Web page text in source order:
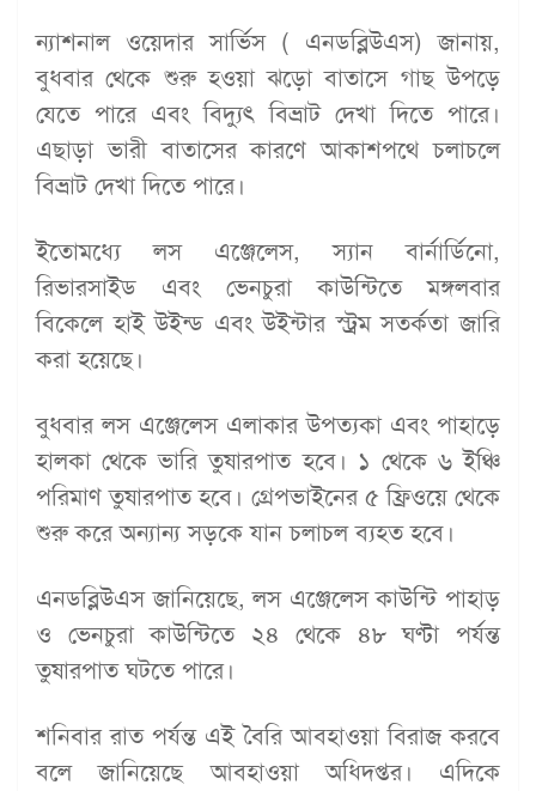
ন্যাশনাল ওয়েদার সার্ভিস ( এনডব্লিউএস) জানায়,
বুধবার থেকে শুরু হওয়া ঝড়ো বাতাসে গাছ উপড়ে
যেতে পারে এবং বিদ্যুৎ বিভ্রাট দেখা দিতে পারে।
এছাড়া ভারী বাতাসের কারণে আকাশপথে চলাচলে
বিভ্রাট দেখা দিতে পারে।
ইতোমধ্যে লস এঞ্জেলেস, স্যান বার্নার্ডিনো,
রিভারসাইড এবং ভেনচুরা কাউন্টিতে মঙ্গলবার
বিকেলে হাই উইন্ড এবং উইন্টার স্ট্রম সতর্কতা জারি
করা হয়েছে।
বুধবার লস এঞ্জেলেস এলাকার উপত্যকা এবং পাহাড়ে
হালকা থেকে ভারি তুষারপাত হবে। ১ থেকে ৬ ইঞ্চি
পরিমাণ তুষারপাত হবে। গ্রেপভাইনের ৫ ফ্রিওয়ে থেকে
শুরু করে অন্যান্য সড়কে যান চলাচল ব্যহত হবে।
এনডব্লিউএস জানিয়েছে, লস এঞ্জেলেস কাউন্টি পাহাড়
ও ভেনচুরা কাউন্টিতে ২৪ থেকে ৪৮ ঘণ্টা পর্যন্ত
তুষারপাত ঘটতে পারে।
শনিবার রাত পর্যন্ত এই বৈরি আবহাওয়া বিরাজ করবে
বলে জানিয়েছে আবহাওয়া অধিদপ্তর। এদিকে